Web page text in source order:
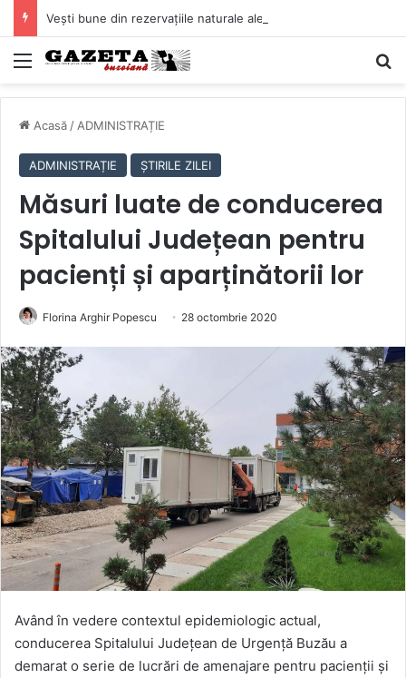
Mediu
Acasă / ADMINISTRAȚIE
ADMINISTRAȚIE ȘTIRILE ZILEI
Măsuri luate de conducerea
Spitalului Județean pentru
pacienți și aparținătorii lor
Florina Arghir Popescu 28 octombrie 2020
Având în vedere contextul epidemiologic actual,
conducerea Spitalului Județean de Urgență Buzău a
demarat o serie de lucrări de amenajare pentru pacienții și